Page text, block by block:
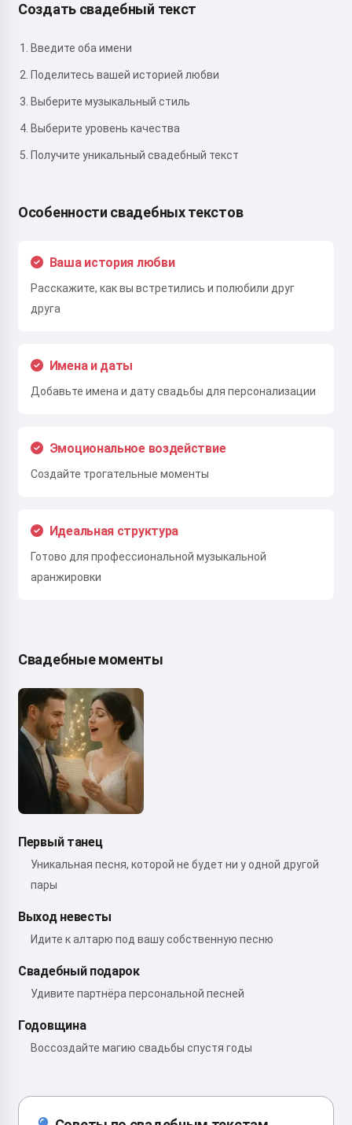
Создать свадебный текст
Введите оба имени
Поделитесь вашей историей любви
Выберите музыкальный стиль
Выберите уровень качества
Получите уникальный свадебный текст
Особенности свадебных текстов
Ваша история любви
Расскажите, как вы встретились и полюбили друг
друга
Имена и даты
Добавьте имена и дату свадьбы для персонализации
Эмоциональное воздействие
Создайте трогательные моменты
Идеальная структура
Готово для профессиональной музыкальной
аранжировки
Свадебные моменты
Первый танец
Уникальная песня, которой не будет ни у одной другой
пары
Выход невесты
Идите к алтарю под вашу собственную песню
Свадебный подарок
Удивите партнёра персональной песней
Годовщина
Воссоздайте магию свадьбы спустя годы